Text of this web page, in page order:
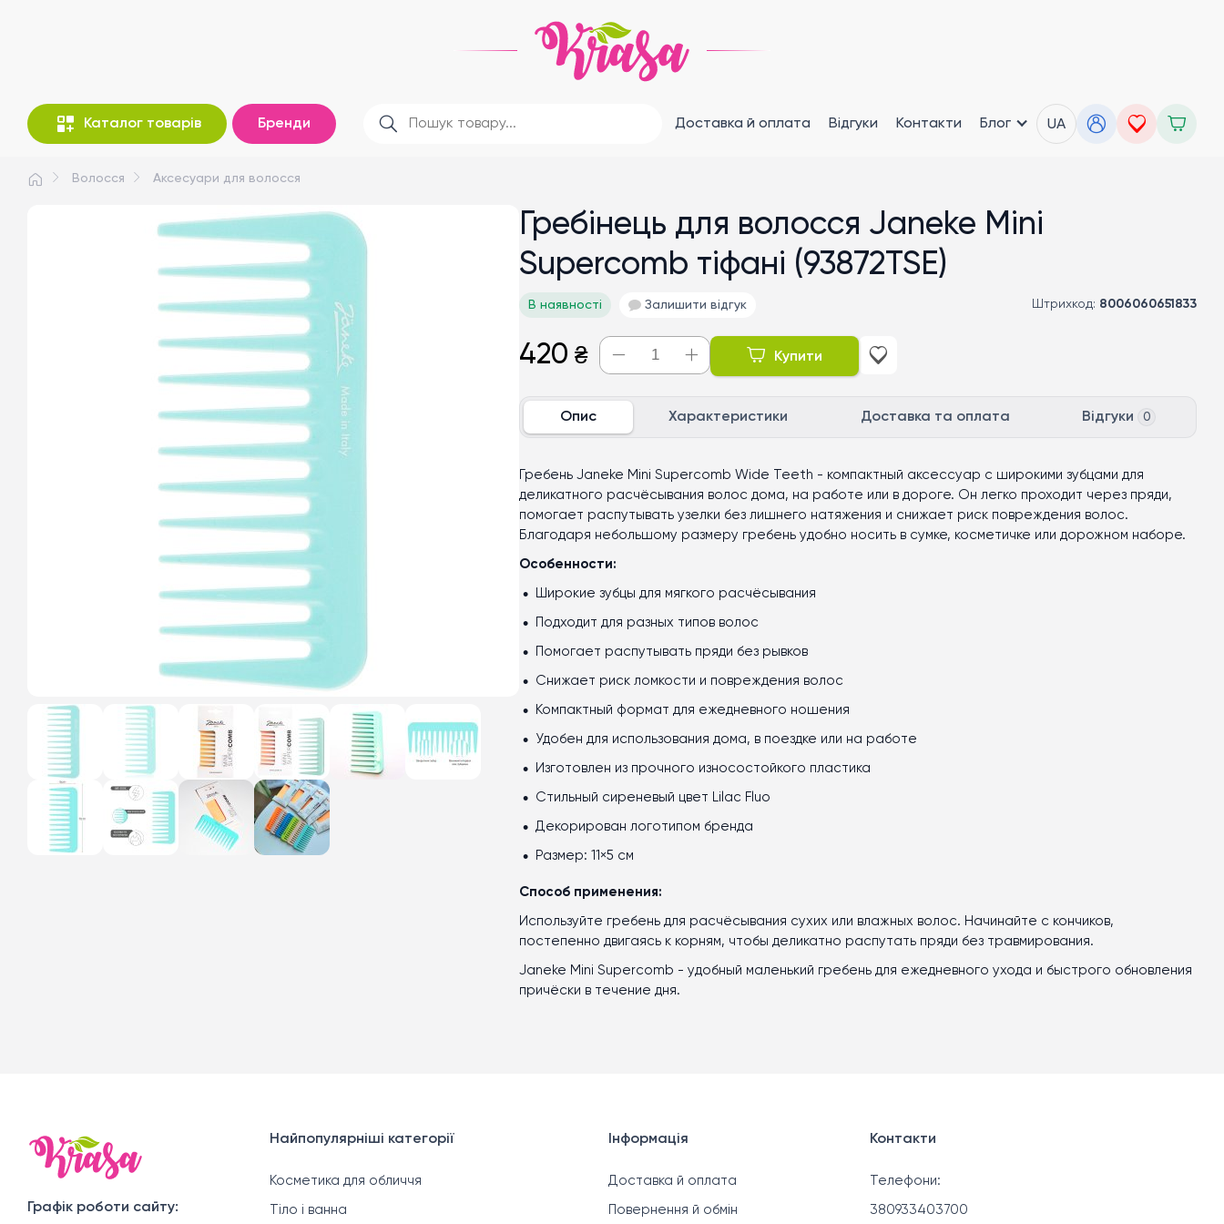
Каталог товарів Бренди Доставка й оплата Відгуки Контакти Блог UA
Волосся Аксесуари для волосся
Гребінець для волосся Janeke Mini
Supercomb тіфані (93872TSE)
В наявності Залишити відгук Штрихкод: 8006060651833
420 ₴ Купити
Опис Характеристики Доставка та оплата Відгуки 0
Гребень Janeke Mini Supercomb Wide Teeth - компактный аксессуар с широкими зубцами для
деликатного расчёсывания волос дома, на работе или в дороге. Он легко проходит через пряди,
помогает распутывать узелки без лишнего натяжения и снижает риск повреждения волос.
Благодаря небольшому размеру гребень удобно носить в сумке, косметичке или дорожном наборе.
Особенности:
Широкие зубцы для мягкого расчёсывания
Подходит для разных типов волос
Помогает распутывать пряди без рывков
Снижает риск ломкости и повреждения волос
Компактный формат для ежедневного ношения
Удобен для использования дома, в поездке или на работе
Изготовлен из прочного износостойкого пластика
Стильный сиреневый цвет Lilac Fluo
Декорирован логотипом бренда
Размер: 11×5 см
Способ применения:
Используйте гребень для расчёсывания сухих или влажных волос. Начинайте с кончиков,
постепенно двигаясь к корням, чтобы деликатно распутать пряди без травмирования.
Janeke Mini Supercomb - удобный маленький гребень для ежедневного ухода и быстрого обновления
причёски в течение дня.
Графік роботи сайту:
Найпопулярніші категорії
Косметика для обличчя
Тіло і ванна
Інформація
Доставка й оплата
Повернення й обмін
Контакти
Телефони:
380933403700